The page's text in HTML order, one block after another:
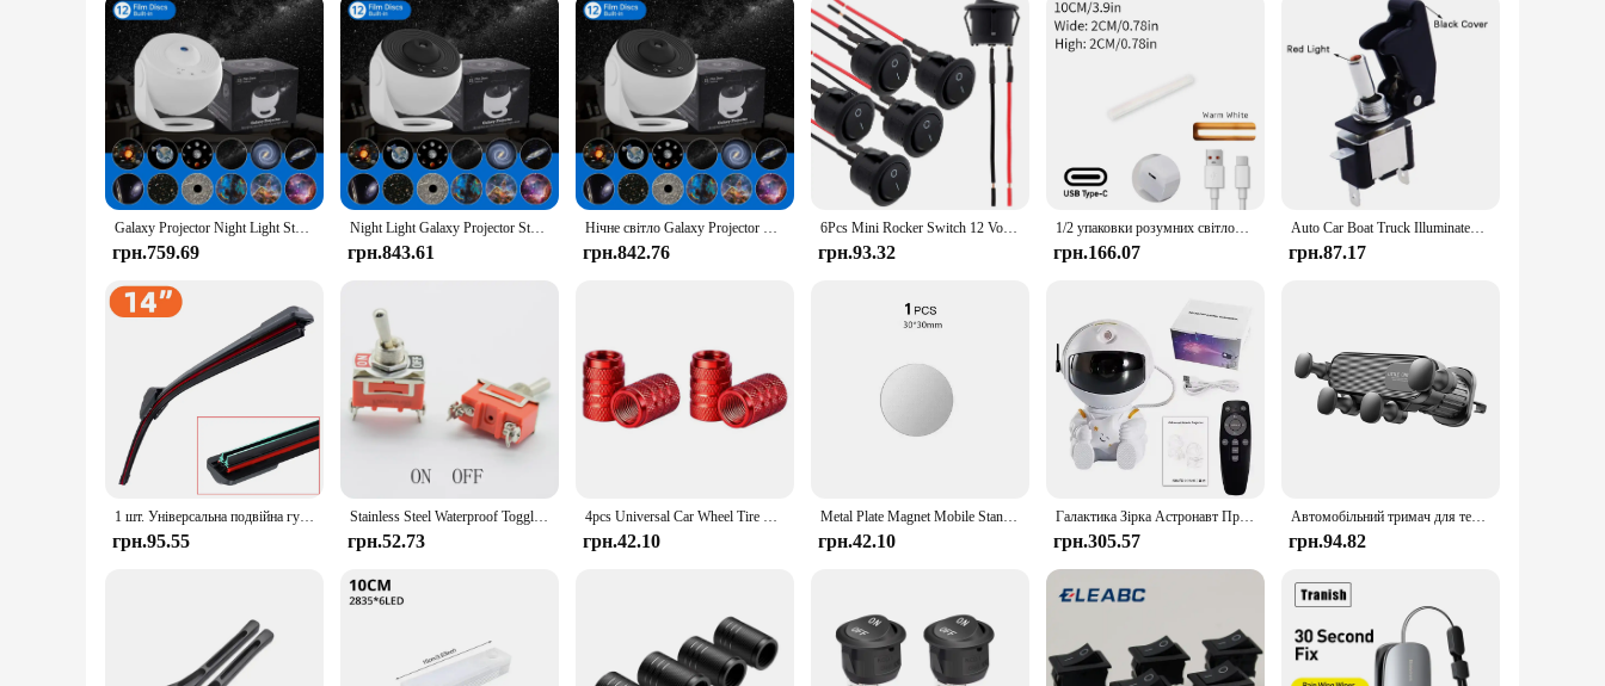
Galaxy Projector Night Light Star Planetarium Projector Adults 360° Rotate Gaming Room, Home Theater, Ceiling, Room Decor (White
грн.759.69
Night Light Galaxy Projector Starry Sky Projector 360° Rotate Planetarium Lamp For Kids Bedroom Valentines Day Gift Wedding Deco
грн.843.61
Нічне світло Galaxy Projector Starry Sky Projector 360° ° Поворотний планетарій Лампа для дитячої спальні Подарунок на День Святого Валентина Весільний декор
грн.842.76
6Pcs Mini Rocker Switch 12 Volt ON Off Toggle Switch with Pre-Wired 6A/250V 10A/125V AC 12V DC Electrical Switches for DIY Apply
грн.93.32
1/2 упаковки розумних світлодіодних стрічок з дистанційним керуванням для кімнати, ігрового телевізора та прикраси вечірок - синхронізація з музикою, настільна лампа RGB
грн.166.07
Auto Car Boat Truck Illuminated Led Toggle Switch With Safety Aircraft Flip Up Cover Guard Red Blue Green Yellow White 12V20A
грн.87.17
1 шт. Універсальна подвійна гумова смужка J/U-подібна щітка склоочисника, щітка для очищення скла переднього склоочисника
грн.95.55
Stainless Steel Waterproof Toggle Swith 12V Heavy Duty Toggle Flick Switch ON OFF ON Car Metal SPDT SPST P0.05 15A 250V Terminal
грн.52.73
4pcs Universal Car Wheel Tire Valve Stem Caps Dust Covers Aluminum Tire Wheel Stem Air Valve Cap Car Accessories
грн.42.10
Metal Plate Magnet Mobile Stand Universal Replacement Metal Plate Kit With Adhesive For Xiaomi Magnetic Car Mount Phone Holder
грн.42.10
Галактика Зірка Астронавт Проектор Світлодіодний нічник Зоряне небо Порторціонери Прикраса лампи Спальня Декоративна кімната для дітей Подарунки
грн.305.57
Автомобільний тримач для телефону Gravity для мобільного телефону 4,7-7 дюймів Автомобільний вентиляційний отвір Кріплення для телефону Універсальна протиударна підставка для смартфона з GPS-затискачем
грн.94.82